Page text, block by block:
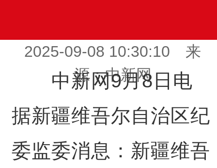
2025-09-08 10:30:10 来
源：中新网
中新网9月8日电
据新疆维吾尔自治区纪
委监委消息：新疆维吾